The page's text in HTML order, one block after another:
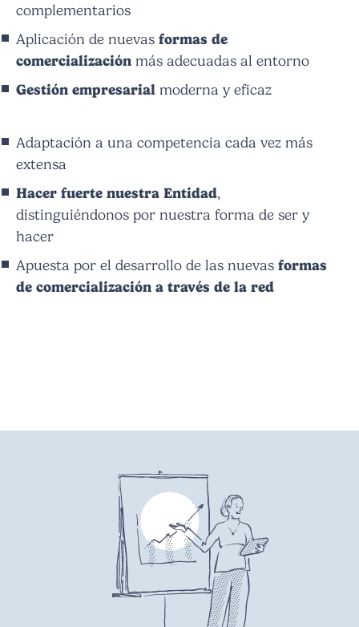
complementarios
Aplicación de nuevas formas de
comercializaciónmás adecuadas al entorno
Gestión empresarialmoderna y eficaz
Adaptación a una competencia cada vez más
extensa
Hacer fuerte nuestra Entidad,
distinguiéndonos por nuestra forma de ser y
hacer
Apuesta por el desarrollo de las nuevas formas
de comercialización a través de la red